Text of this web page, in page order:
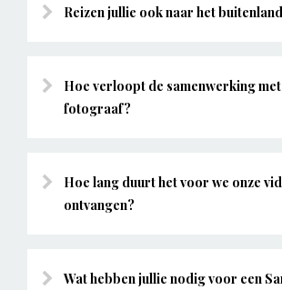
Reizen jullie ook naar het
Hoe verloopt de samenwerking
fotograaf?
Hoe lang duurt het voor we onze
ontvangen?
Wat hebben jullie nodig voor een